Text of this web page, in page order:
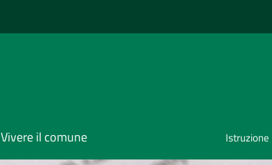
Vivere il comune Istruzione